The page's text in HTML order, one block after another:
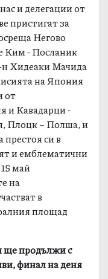
и делегации от
пристигат за
Негово
Ким - Посланик
н Хидеаки Мачида
на Япония
от
и Кавадарци -
Плоцк – Полша, и
си в
и емблематични
май
на
в
площад
ще продължи с
финал на деня